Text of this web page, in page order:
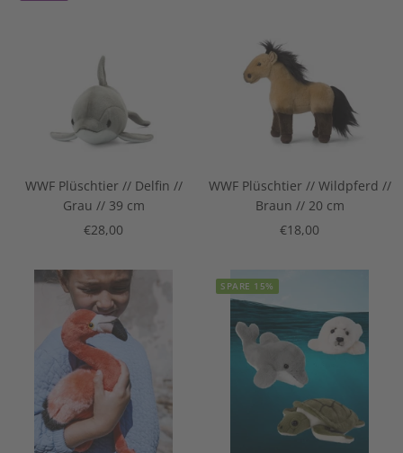
WWF Plüschtier // Delfin //
Grau // 39 cm
Angebotspreis
€28,00
WWF Plüschtier // Wildpferd //
Braun // 20 cm
Angebotspreis
€18,00
SPARE 15%